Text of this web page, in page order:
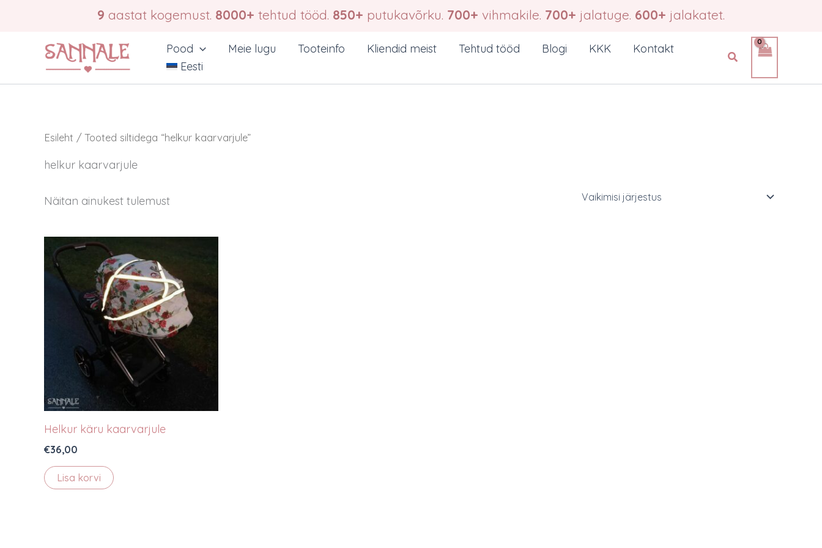
9 aastat kogemust. 8000+ tehtud tööd. 850+ putukavõrku. 700+ vihmakile. 700+ jalatuge. 600+ jalakatet.
Pood Meie lugu Tooteinfo Kliendid meist Tehtud tööd Blogi KKK
Kontakt
Eesti
Search
Esileht / Tooted siltidega “helkur kaarvarjule”
helkur kaarvarjule
Näitan ainukest tulemust
Helkur käru kaarvarjule
€36,00
Lisa korvi